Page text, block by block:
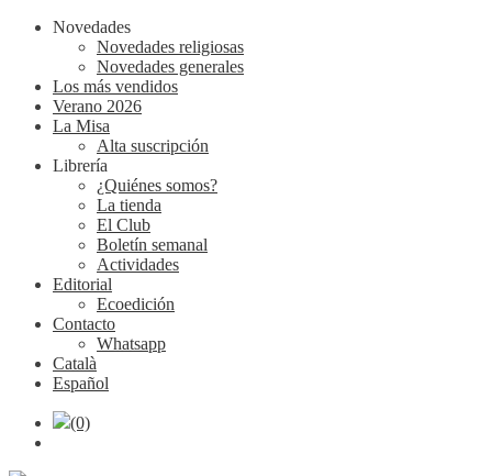
Novedades
Novedades religiosas
Novedades generales
Los más vendidos
Verano 2026
La Misa
Alta suscripción
Librería
¿Quiénes somos?
La tienda
El Club
Boletín semanal
Actividades
Editorial
Ecoedición
Contacto
Whatsapp
Català
Español
(0)